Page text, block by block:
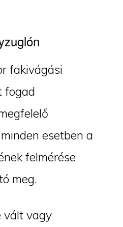
fakivágási
fogad
esetben a
felmérése
meg.
vált vagy